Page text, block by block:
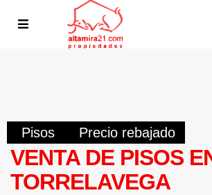
Pisos Precio rebajado
VENTA DE PISOS
TORRELAVEGA